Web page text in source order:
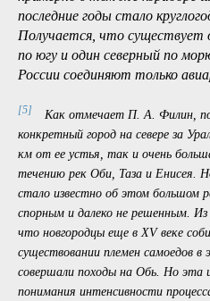
связности может выполнять
Выше мы цитировали
устойчивой связи между
еще суждение А. К.
СМП в масштабах всей
Северного морского пути
из всего двух наземных
западную и восточную части
Россию и Зауралье. Вторым
тракт, ныне Транссибирская
примерно в том же коридоре
последние годы стало
Получается, что существует